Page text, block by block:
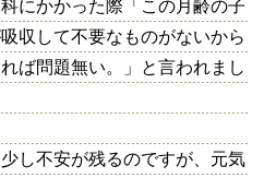
にかかった際「この月齢の子
収して不要なものがないから
ば問題無い。」と言われまし
し不安が残るのですが、元気